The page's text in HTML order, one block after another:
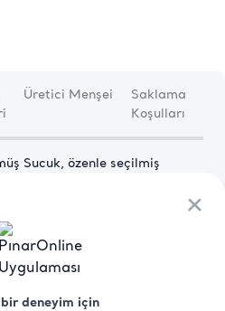
×
deneyim için
×
deneyim için
Üretici Menşei
Saklama
Koşulları
Sucuk, özenle seçilmiş
her lokmada lezzet sunar. Isıl
pratik bir şekilde
kolayca kullanılabilir.
bir seçenek olarak tercih
Oku